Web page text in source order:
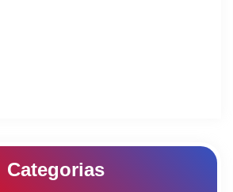
Categorias